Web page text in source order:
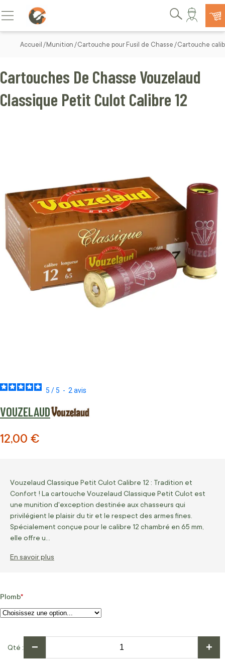
Allez au contenu
Basculer la navigation
Rechercher
Accueil Munition Cartouche pour Fusil de Chasse Cartouche
5 /5 - 2 avis
VOUZELAUD
Cartouches De Chasse Vouzelaud
Classique Petit Culot Calibre 12
12,00 €
Vouzelaud Classique Petit Culot Calibre 12 : Tradition et
Confort ! La cartouche Vouzelaud Classique Petit Culot est
une munition d'exception destinée aux chasseurs qui
privilégient le plaisir du tir et le respect des armes fines.
Spécialement conçue pour le calibre 12 chambré en 65 mm,
elle offre u…
En savoir plus
Plomb
Qté − +